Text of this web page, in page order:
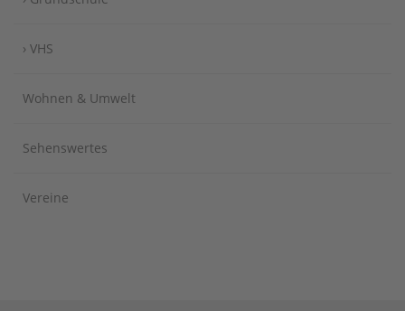
› VHS
Wohnen & Umwelt
Sehenswertes
Vereine